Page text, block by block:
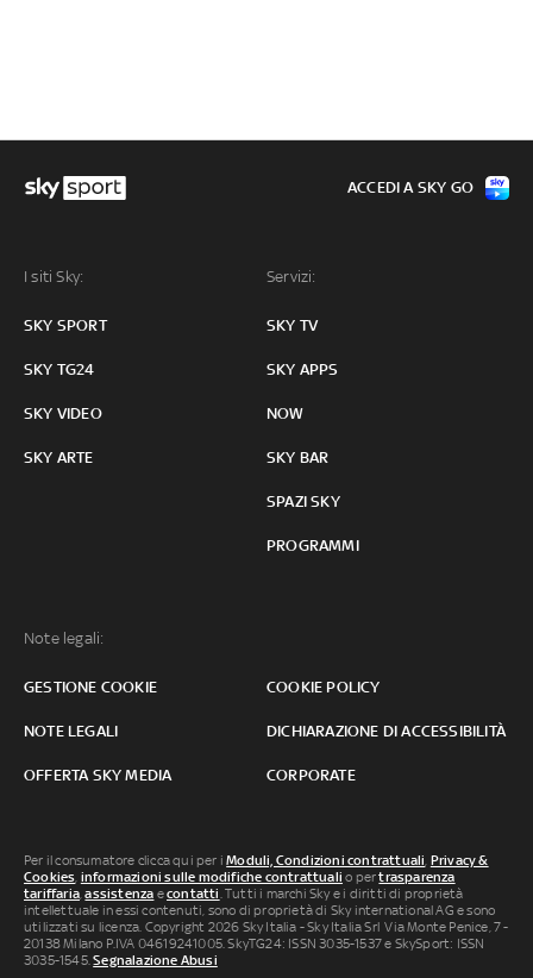
I siti Sky:
SKY SPORT
SKY TG24
SKY VIDEO
SKY ARTE
Servizi:
SKY TV
SKY APPS
NOW
SKY BAR
SPAZI SKY
PROGRAMMI
Note legali:
GESTIONE COOKIE COOKIE POLICY
NOTE LEGALI DICHIARAZIONE DI ACCESSIBILITÀ
OFFERTA SKY MEDIA CORPORATE
ACCEDI A SKY GO
Per il consumatore clicca qui per iModuli, Condizioni contrattuali Privacy &
Cookies informazioni sulle modifiche contrattuali o pertrasparenza
tariffaria ,assistenza econtatti . Tutti i marchi Sky e i diritti di proprietà
intellettuale in essi contenuti, sono di proprietà di Sky international AG e sono
utilizzati su licenza. Copyright 2026 Sky Italia - Sky Italia Srl Via Monte Penice, 7 -
20138 Milano P.IVA 04619241005. SkyTG24: ISSN 3035-1537 e SkySport: ISSN
3035-1545.Segnalazione Abusi